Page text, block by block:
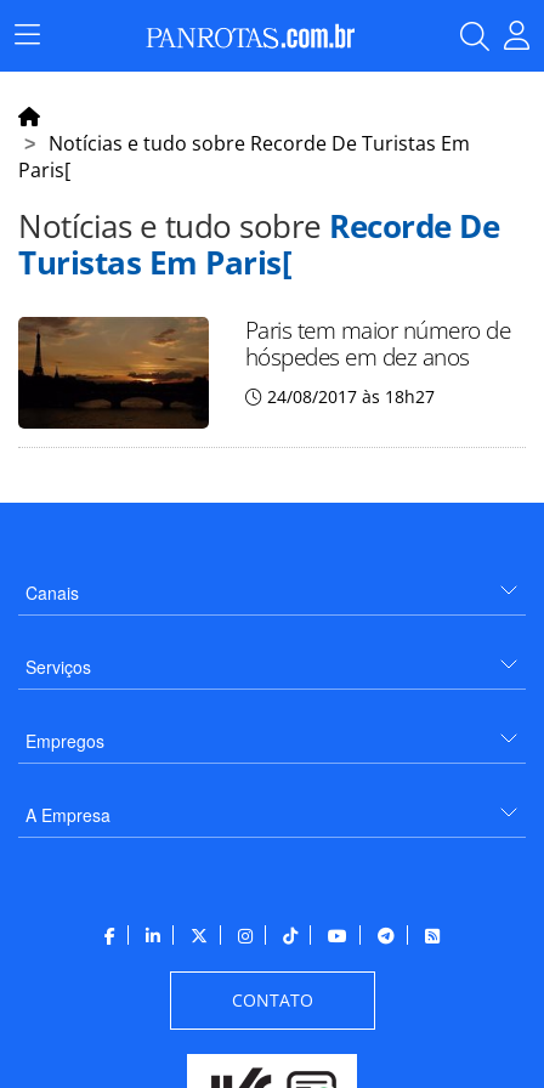
Menu
Principal
Notícias e tudo sobre Recorde De Turistas Em
Paris[
Notícias e tudo sobre Recorde De
Turistas Em Paris[
Paris tem maior número de
hóspedes em dez anos
24/08/2017 às 18h27
Canais
Serviços
Empregos
A Empresa
CONTATO